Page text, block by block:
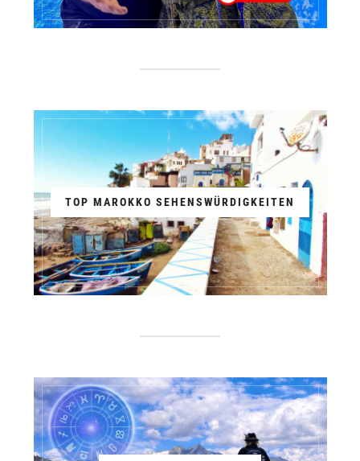
TOP MAROKKO SEHENSWÜRDIGKEITEN